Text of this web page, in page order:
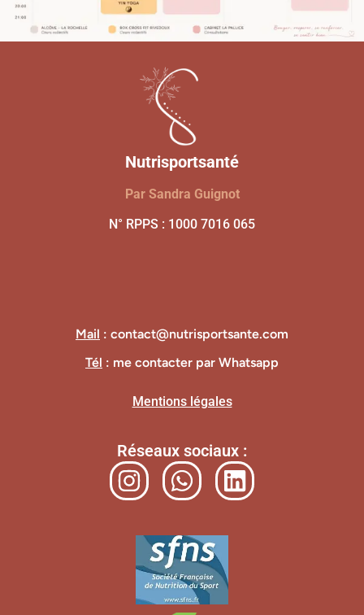
Nutrisportsanté
Par Sandra Guignot
N° RPPS : 1000 7016 065
Mail : contact@nutrisportsante.com
Tél : me contacter par Whatsapp
Mentions légales
Réseaux sociaux :